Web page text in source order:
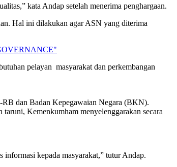
kata Andap setelah menerima penghargaan.
Hal ini dilakukan agar ASN yang diterima
pelayan masyarakat dan perkembangan
dan Badan Kepegawaian Negara (BKN).
Kemenkumham menyelenggarakan secara
informasi kepada masyarakat,” tutur Andap.